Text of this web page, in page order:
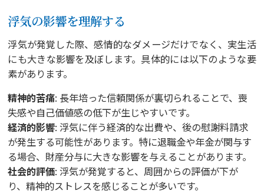
浮気の影響を理解する
浮気が発覚した際、感情的なダメージだけでなく、実生活
にも大きな影響を及ぼします。具体的には以下のような要
素があります。
精神的苦痛: 長年培った信頼関係が裏切られることで、喪
失感や自己価値感の低下が生じやすいです。
経済的影響: 浮気に伴う経済的な出費や、後の慰謝料請求
が発生する可能性があります。特に退職金や年金が関与す
る場合、財産分与に大きな影響を与えることがあります。
社会的評価: 浮気が発覚すると、周囲からの評価が下が
り、精神的ストレスを感じることが多いです。